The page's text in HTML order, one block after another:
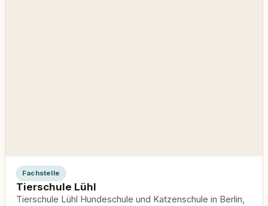
Fachstelle
Tierschule Lühl
Tierschule Lühl Hundeschule und Katzenschule in Berlin,